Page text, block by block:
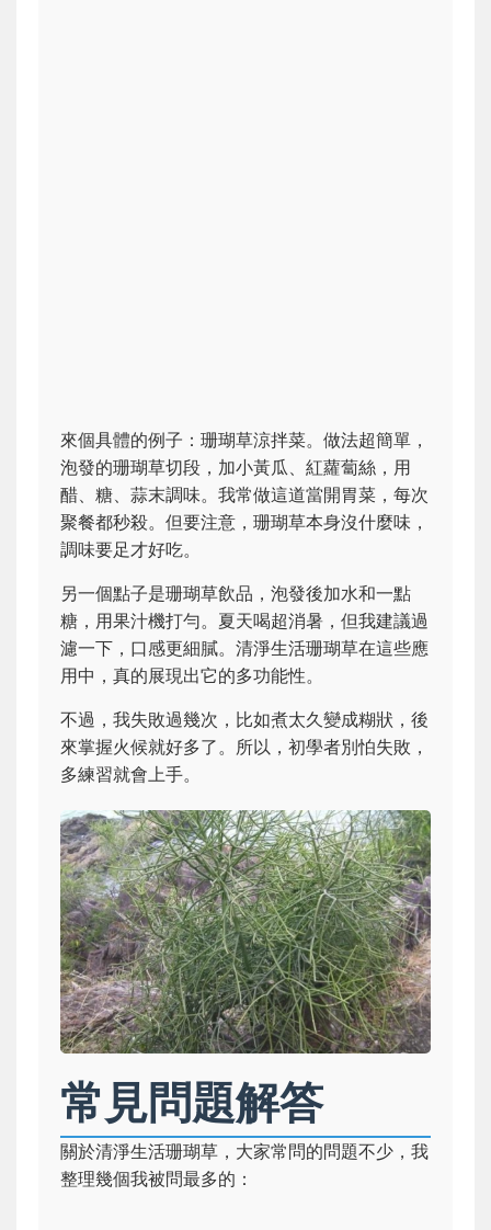
來個具體的例子：珊瑚草涼拌菜。做法超簡單，
泡發的珊瑚草切段，加小黃瓜、紅蘿蔔絲，用
醋、糖、蒜末調味。我常做這道當開胃菜，每次
聚餐都秒殺。但要注意，珊瑚草本身沒什麼味，
調味要足才好吃。
另一個點子是珊瑚草飲品，泡發後加水和一點
糖，用果汁機打勻。夏天喝超消暑，但我建議過
濾一下，口感更細膩。清淨生活珊瑚草在這些應
用中，真的展現出它的多功能性。
不過，我失敗過幾次，比如煮太久變成糊狀，後
來掌握火候就好多了。所以，初學者別怕失敗，
多練習就會上手。
常見問題解答
關於清淨生活珊瑚草，大家常問的問題不少，我
整理幾個我被問最多的：